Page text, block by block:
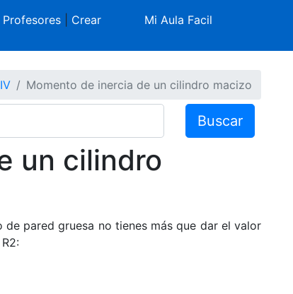
Profesores| Crear
Mi Aula Facil
Momento de inercia de un cilindro macizo
Buscar
un cilindro
pared gruesa no tienes más que dar el valor